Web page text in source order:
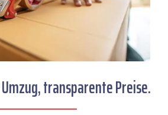
transparente Preise.